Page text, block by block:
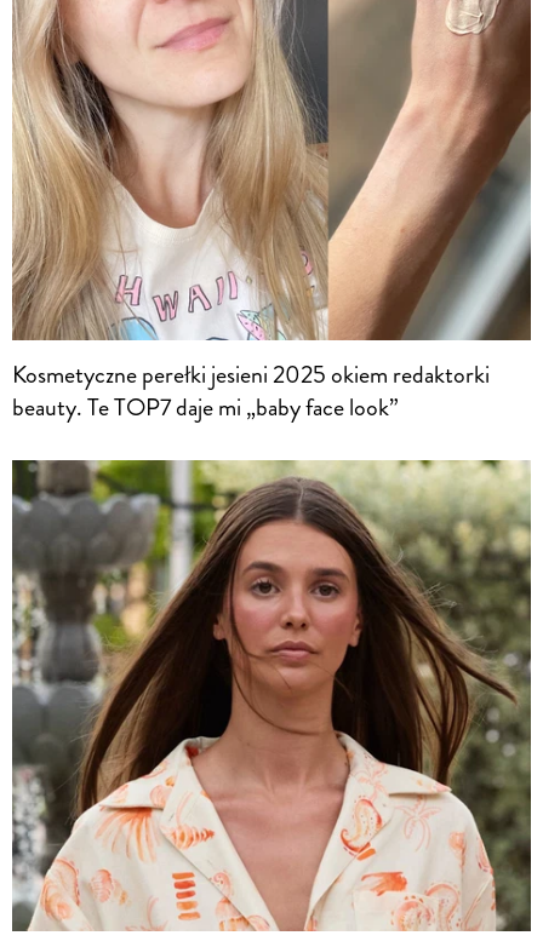
Kosmetyczne perełki jesieni 2025 okiem redaktorki
beauty. Te TOP7 daje mi „baby face look”